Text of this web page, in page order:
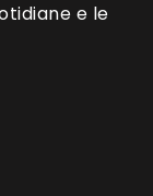
e le